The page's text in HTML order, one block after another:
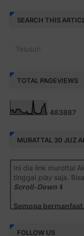
SEARCH THIS
TOTAL PAGEVIEWS
483887
MURATTAL 30 JUZ
Ini dia link murottal
tinggal playsaja. Bisa
Scroll-Down ⬇️
Semoga bermanfaat.
Juz 1 ⇨
FOLLOW US